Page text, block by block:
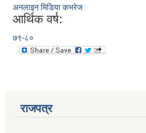
अनलाइन मिडिया कभरेज
आर्थिक वर्ष:
७९-८०
राजपत्र